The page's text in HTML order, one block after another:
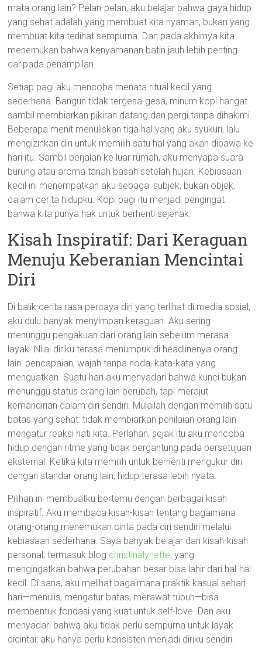
mata orang lain? Pelan-pelan, aku belajar bahwa gaya hidup
yang sehat adalah yang membuat kita nyaman, bukan yang
membuat kita terlihat sempurna. Dan pada akhirnya kita
menemukan bahwa kenyamanan batin jauh lebih penting
daripada penampilan.
Setiap pagi aku mencoba menata ritual kecil yang
sederhana. Bangun tidak tergesa-gesa, minum kopi hangat
sambil membiarkan pikiran datang dan pergi tanpa dihakimi.
Beberapa menit menuliskan tiga hal yang aku syukuri, lalu
mengizinkan diri untuk memilih satu hal yang akan dibawa ke
hari itu. Sambil berjalan ke luar rumah, aku menyapa suara
burung atau aroma tanah basah setelah hujan. Kebiasaan
kecil ini menempatkan aku sebagai subjek, bukan objek,
dalam cerita hidupku. Kopi pagi itu menjadi pengingat
bahwa kita punya hak untuk berhenti sejenak.
Kisah Inspiratif: Dari Keraguan
Menuju Keberanian Mencintai
Diri
Di balik cerita rasa percaya diri yang terlihat di media sosial,
aku dulu banyak menyimpan keraguan. Aku sering
menunggu pengakuan dari orang lain sebelum merasa
layak. Nilai diriku terasa menumpuk di headlinenya orang
lain: pencapaian, wajah tanpa noda, kata-kata yang
menguatkan. Suatu hari aku menyadari bahwa kunci bukan
menunggu status orang lain berubah, tapi merajut
kemandirian dalam diri sendiri. Mulailah dengan memilih satu
batas yang sehat: tidak membiarkan penilaian orang lain
mengatur reaksi hati kita. Perlahan, sejak itu aku mencoba
hidup dengan ritme yang tidak bergantung pada persetujuan
eksternal. Ketika kita memilih untuk berhenti mengukur diri
dengan standar orang lain, hidup terasa lebih nyata.
Pilihan ini membuatku bertemu dengan berbagai kisah
inspiratif. Aku membaca kisah-kisah tentang bagaimana
orang-orang menemukan cinta pada diri sendiri melalui
kebiasaan sederhana. Saya banyak belajar dari kisah-kisah
personal, termasuk blog christinalynette, yang
mengingatkan bahwa perubahan besar bisa lahir dari hal-hal
kecil. Di sana, aku melihat bagaimana praktik kasual sehari-
hari—menulis, mengatur batas, merawat tubuh—bisa
membentuk fondasi yang kuat untuk self-love. Dan aku
menyadari bahwa aku tidak perlu sempurna untuk layak
dicintai; aku hanya perlu konsisten menjadi diriku sendiri.